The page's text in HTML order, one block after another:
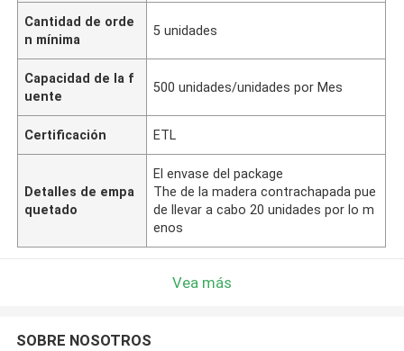
Cantidad de orde
n mínima
5 unidades
Capacidad de la f
uente
500 unidades/unidades por Mes
Certificación ETL
Detalles de empa
quetado
El envase del package
The de la madera contrachapada pue
de llevar a cabo 20 unidades por lo m
enos
Vea más
SOBRE NOSOTROS